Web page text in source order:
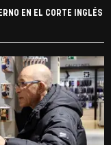
EN EL CORTE INGLÉS